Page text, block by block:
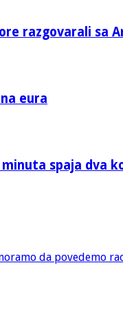
razgovarali sa
eura
minuta spaja dva
da povedemo